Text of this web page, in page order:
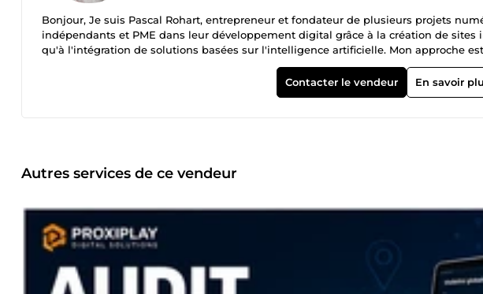
Bonjour, Je suis Pascal Rohart, entrepreneur et fondateur de plusieurs projets
indépendants et PME dans leur développement digital grâce à la création de
qu'à l'intégration de solutions basées sur l'intelligence artificielle. Mon approche
clients, améliorer la visibilité locale, automatiser certaines tâches et développer
domaines d'intervention : • Audit de présence digitale • Création de sites internet
Business Profile • Développement d'applications web et mobiles • Automatisation
Contacter le vendeur En savoir
Autres services de ce vendeur